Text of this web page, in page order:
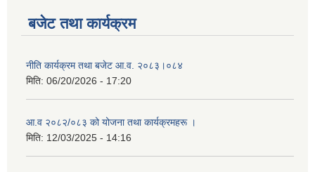
बजेट तथा कार्यक्रम
नीति कार्यक्रम तथा बजेट आ.व. २०८३।०८४
मिति: 06/20/2026 - 17:20
आ.व २०८२/०८३ को योजना तथा कार्यक्रमहरू ।
मिति: 12/03/2025 - 14:16